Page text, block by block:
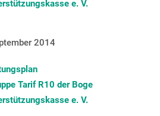
e. V.
2014
Tarif R10 der Boge
e. V.